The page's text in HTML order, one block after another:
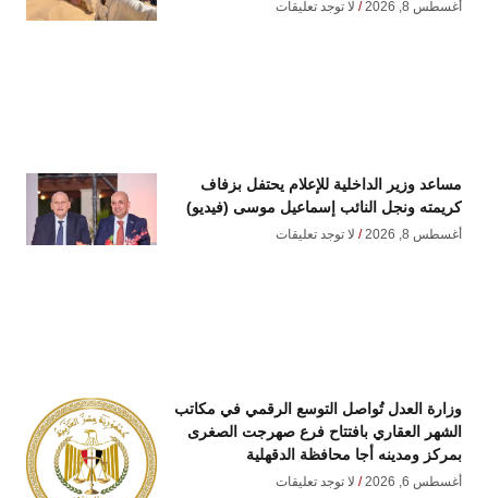
أغسطس 8, 2026 لا توجد تعليقات
مساعد وزير الداخلية للإعلام يحتفل بزفاف
كريمته ونجل النائب إسماعيل موسى (فيديو)
أغسطس 8, 2026 لا توجد تعليقات
وزارة العدل تُواصل التوسع الرقمي في مكاتب
الشهر العقاري بافتتاح فرع صهرجت الصغرى
بمركز ومدينه أجا محافظة الدقهلية
أغسطس 6, 2026 لا توجد تعليقات